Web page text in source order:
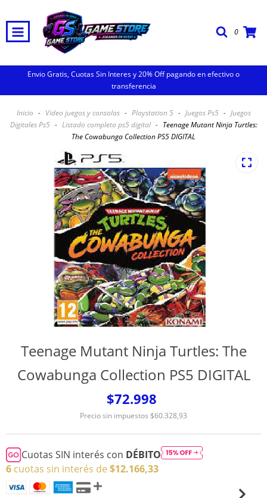
0
Envio Gratis, Cuotas Sin Interes y 20% Off pagando en efectivo o
transferencia
Inicio - Video juegos y consolas - Playstation 5 - Juegos Ps5 - Juegos
Digitales Ps5 - Listado completo ps5 digital - Teenage Mutant Ninja Turtles:
The Cowabunga Collection PS5 DIGITAL
Teenage Mutant Ninja Turtles: The
Cowabunga Collection PS5 DIGITAL
$72.998
Precio sin impuestos $60.328,93
Cuotas SIN interés con DÉBITO
6 cuotas sin interés de $12.166,33